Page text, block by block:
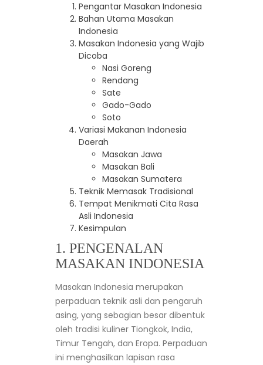
Pengantar Masakan Indonesia
Bahan Utama Masakan
Indonesia
Masakan Indonesia yang Wajib
Dicoba
Nasi Goreng
Rendang
Sate
Gado-Gado
Soto
Variasi Makanan Indonesia
Daerah
Masakan Jawa
Masakan Bali
Masakan Sumatera
Teknik Memasak Tradisional
Tempat Menikmati Cita Rasa
Asli Indonesia
Kesimpulan
1. PENGENALAN
MASAKAN INDONESIA
Masakan Indonesia merupakan
perpaduan teknik asli dan pengaruh
asing, yang sebagian besar dibentuk
oleh tradisi kuliner Tiongkok, India,
Timur Tengah, dan Eropa. Perpaduan
ini menghasilkan lapisan rasa